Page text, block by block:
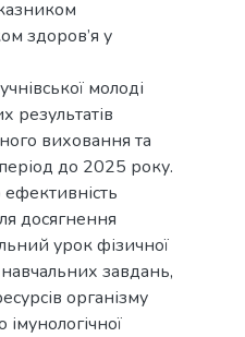
здоров’я у
молоді
результатів
виховання та
до 2025 року.
досягнення
урок фізичної
завдань,
організму